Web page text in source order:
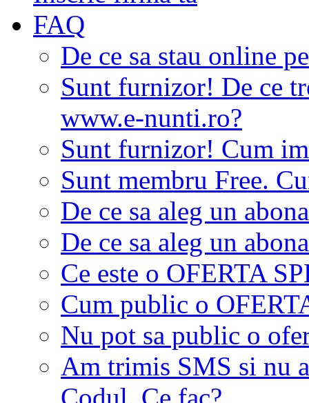
FAQ
De ce sa stau online
Sunt furnizor! De ce
www.e-nunti.ro?
Sunt furnizor! Cum
Sunt membru Free.
De ce sa aleg un
De ce sa aleg un
Ce este o OFERTA
Cum public o
Nu pot sa public o
Am trimis SMS si nu
Codul. Ce fac?